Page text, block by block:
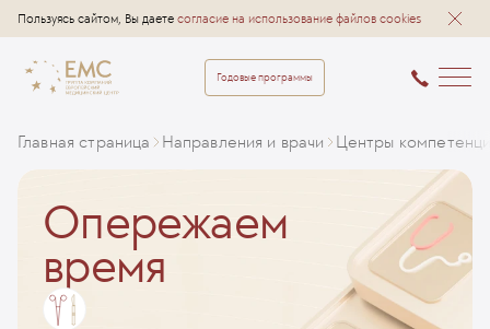
Пользуясь сайтом, Вы даете согласие на использование файлов cookies
Годовые программы
Главная страница Направления и врачи Центры
Опережаем
время